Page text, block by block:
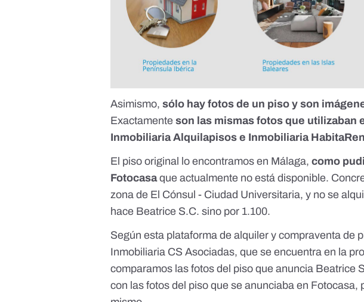
Asimismo,sólo hay fotos de un piso y son
Exactamenteson las mismas fotos que utilizaban
Inmobiliaria Alquilapisos e Inmobiliaria
El piso original lo encontramos en Málaga,como
Fotocasaque actualmente no está disponible.
zona de El Cónsul - Ciudad Universitaria, y no se
hace Beatrice S.C. sino por 1.100.
Según esta plataforma de alquiler y compraventa de
Inmobiliaria CS Asociadas, que se encuentra en la
comparamos las fotos del piso que anuncia Beatrice
con las fotos del piso que se anunciaba en Fotocasa,